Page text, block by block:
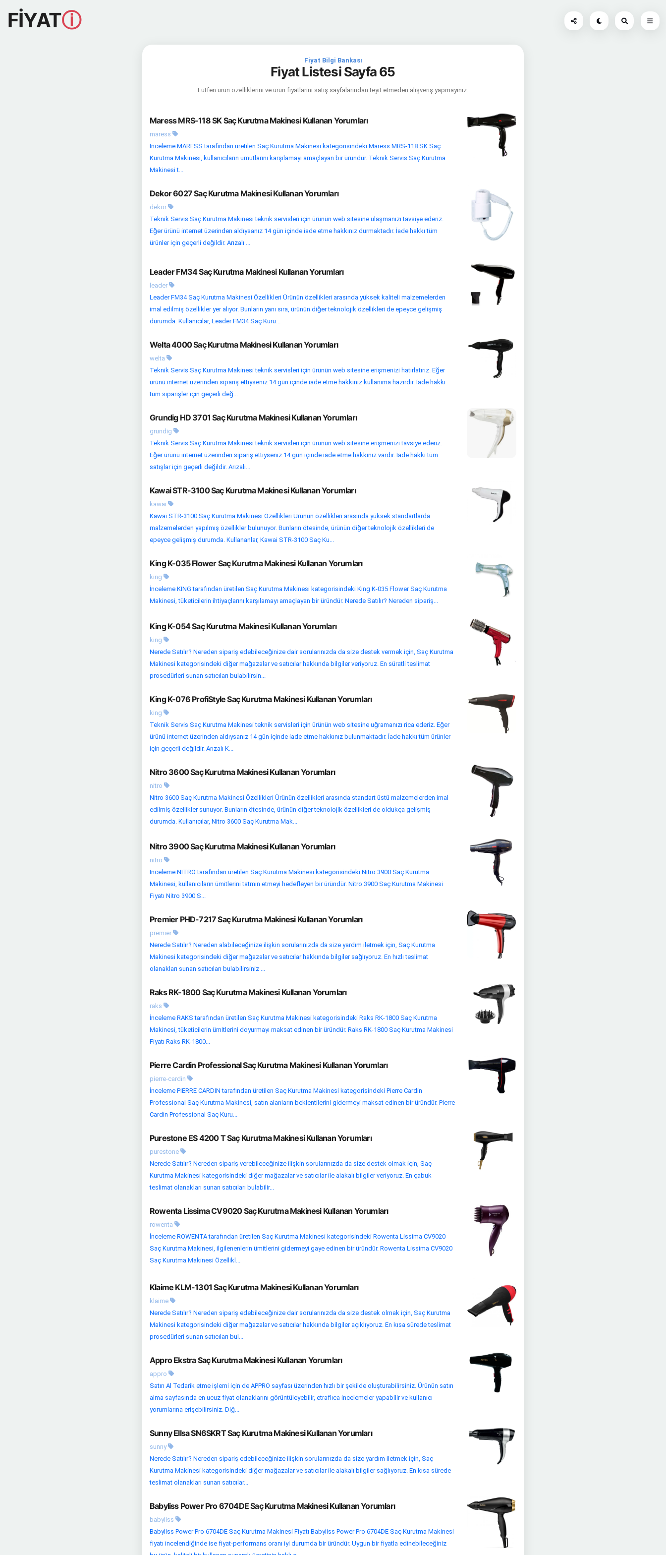
FİYATⓘ
Fiyat Bilgi Bankası
Fiyat Listesi Sayfa 65
Lütfen ürün özelliklerini ve ürün fiyatlarını satış sayfalarından teyit etmeden alışveriş yapmayınız.
Maress MRS-118 SK Saç Kurutma Makinesi Kullanan Yorumları
maress
İnceleme MARESS tarafından üretilen Saç Kurutma Makinesi kategorisindeki Maress MRS-118 SK Saç
Kurutma Makinesi, kullanıcıların umutlarını karşılamayı amaçlayan bir üründür. Teknik Servis Saç Kurutma
Makinesi t...
Dekor 6027 Saç Kurutma Makinesi Kullanan Yorumları
dekor
Teknik Servis Saç Kurutma Makinesi teknik servisleri için ürünün web sitesine ulaşmanızı tavsiye ederiz.
Eğer ürünü internet üzerinden aldıysanız 14 gün içinde iade etme hakkınız durmaktadır. İade hakkı tüm
ürünler için geçerli değildir. Arızalı ...
Leader FM34 Saç Kurutma Makinesi Kullanan Yorumları
leader
Leader FM34 Saç Kurutma Makinesi Özellikleri Ürünün özellikleri arasında yüksek kaliteli malzemelerden
imal edilmiş özellikler yer alıyor. Bunların yanı sıra, ürünün diğer teknolojik özellikleri de epeyce gelişmiş
durumda. Kullanıcılar, Leader FM34 Saç Kuru...
Welta 4000 Saç Kurutma Makinesi Kullanan Yorumları
welta
Teknik Servis Saç Kurutma Makinesi teknik servisleri için ürünün web sitesine erişmenizi hatırlatırız. Eğer
ürünü internet üzerinden sipariş ettiyseniz 14 gün içinde iade etme hakkınız kullanıma hazırdır. İade hakkı
tüm siparişler için geçerli değ...
Grundig HD 3701 Saç Kurutma Makinesi Kullanan Yorumları
grundig
Teknik Servis Saç Kurutma Makinesi teknik servisleri için ürünün web sitesine erişmenizi tavsiye ederiz.
Eğer ürünü internet üzerinden sipariş ettiyseniz 14 gün içinde iade etme hakkınız vardır. İade hakkı tüm
satışlar için geçerli değildir. Arızalı...
Kawai STR-3100 Saç Kurutma Makinesi Kullanan Yorumları
kawai
Kawai STR-3100 Saç Kurutma Makinesi Özellikleri Ürünün özellikleri arasında yüksek standartlarda
malzemelerden yapılmış özellikler bulunuyor. Bunların ötesinde, ürünün diğer teknolojik özellikleri de
epeyce gelişmiş durumda. Kullananlar, Kawai STR-3100 Saç Ku...
King K-035 Flower Saç Kurutma Makinesi Kullanan Yorumları
king
İnceleme KING tarafından üretilen Saç Kurutma Makinesi kategorisindeki King K-035 Flower Saç Kurutma
Makinesi, tüketicilerin ihtiyaçlarını karşılamayı amaçlayan bir üründür. Nerede Satılır? Nereden sipariş...
King K-054 Saç Kurutma Makinesi Kullanan Yorumları
king
Nerede Satılır? Nereden sipariş edebileceğinize dair sorularınızda da size destek vermek için, Saç Kurutma
Makinesi kategorisindeki diğer mağazalar ve satıcılar hakkında bilgiler veriyoruz. En süratli teslimat
prosedürleri sunan satıcıları bulabilirsin...
King K-076 ProfiStyle Saç Kurutma Makinesi Kullanan Yorumları
king
Teknik Servis Saç Kurutma Makinesi teknik servisleri için ürünün web sitesine uğramanızı rica ederiz. Eğer
ürünü internet üzerinden aldıysanız 14 gün içinde iade etme hakkınız bulunmaktadır. İade hakkı tüm ürünler
için geçerli değildir. Arızalı K...
Nitro 3600 Saç Kurutma Makinesi Kullanan Yorumları
nitro
Nitro 3600 Saç Kurutma Makinesi Özellikleri Ürünün özellikleri arasında standart üstü malzemelerden imal
edilmiş özellikler sunuyor. Bunların ötesinde, ürünün diğer teknolojik özellikleri de oldukça gelişmiş
durumda. Kullanıcılar, Nitro 3600 Saç Kurutma Mak...
Nitro 3900 Saç Kurutma Makinesi Kullanan Yorumları
nitro
İnceleme NITRO tarafından üretilen Saç Kurutma Makinesi kategorisindeki Nitro 3900 Saç Kurutma
Makinesi, kullanıcıların ümitlerini tatmin etmeyi hedefleyen bir üründür. Nitro 3900 Saç Kurutma Makinesi
Fiyatı Nitro 3900 S...
Premier PHD-7217 Saç Kurutma Makinesi Kullanan Yorumları
premier
Nerede Satılır? Nereden alabileceğinize ilişkin sorularınızda da size yardım iletmek için, Saç Kurutma
Makinesi kategorisindeki diğer mağazalar ve satıcılar hakkında bilgiler sağlıyoruz. En hızlı teslimat
olanakları sunan satıcıları bulabilirsiniz ...
Raks RK-1800 Saç Kurutma Makinesi Kullanan Yorumları
raks
İnceleme RAKS tarafından üretilen Saç Kurutma Makinesi kategorisindeki Raks RK-1800 Saç Kurutma
Makinesi, tüketicilerin ümitlerini doyurmayı maksat edinen bir üründür. Raks RK-1800 Saç Kurutma Makinesi
Fiyatı Raks RK-1800...
Pierre Cardin Professional Saç Kurutma Makinesi Kullanan Yorumları
pierre-cardin
İnceleme PIERRE CARDIN tarafından üretilen Saç Kurutma Makinesi kategorisindeki Pierre Cardin
Professional Saç Kurutma Makinesi, satın alanların beklentilerini gidermeyi maksat edinen bir üründür. Pierre
Cardin Professional Saç Kuru...
Purestone ES 4200 T Saç Kurutma Makinesi Kullanan Yorumları
purestone
Nerede Satılır? Nereden sipariş verebileceğinize ilişkin sorularınızda da size destek olmak için, Saç
Kurutma Makinesi kategorisindeki diğer mağazalar ve satıcılar ile alakalı bilgiler veriyoruz. En çabuk
teslimat olanakları sunan satıcıları bulabilir...
Rowenta Lissima CV9020 Saç Kurutma Makinesi Kullanan Yorumları
rowenta
İnceleme ROWENTA tarafından üretilen Saç Kurutma Makinesi kategorisindeki Rowenta Lissima CV9020
Saç Kurutma Makinesi, ilgilenenlerin ümitlerini gidermeyi gaye edinen bir üründür. Rowenta Lissima CV9020
Saç Kurutma Makinesi Özellikl...
Klaime KLM-1301 Saç Kurutma Makinesi Kullanan Yorumları
klaime
Nerede Satılır? Nereden sipariş edebileceğinize dair sorularınızda da size destek olmak için, Saç Kurutma
Makinesi kategorisindeki diğer mağazalar ve satıcılar hakkında bilgiler açıklıyoruz. En kısa sürede teslimat
prosedürleri sunan satıcıları bul...
Appro Ekstra Saç Kurutma Makinesi Kullanan Yorumları
appro
Satın Al Tedarik etme işlemi için de APPRO sayfası üzerinden hızlı bir şekilde oluşturabilirsiniz. Ürünün satın
alma sayfasında en ucuz fiyat olanaklarını görüntüleyebilir, etraflıca incelemeler yapabilir ve kullanıcı
yorumlarına erişebilirsiniz. Diğ...
Sunny Ellsa SN6SKRT Saç Kurutma Makinesi Kullanan Yorumları
sunny
Nerede Satılır? Nereden sipariş edebileceğinize ilişkin sorularınızda da size yardım iletmek için, Saç
Kurutma Makinesi kategorisindeki diğer mağazalar ve satıcılar ile alakalı bilgiler sağlıyoruz. En kısa sürede
teslimat olanakları sunan satıcılar...
Babyliss Power Pro 6704DE Saç Kurutma Makinesi Kullanan Yorumları
babyliss
Babyliss Power Pro 6704DE Saç Kurutma Makinesi Fiyatı Babyliss Power Pro 6704DE Saç Kurutma Makinesi
fiyatı incelendiğinde ise fiyat-performans oranı iyi durumda bir üründür. Uygun bir fiyatla edinebileceğiniz